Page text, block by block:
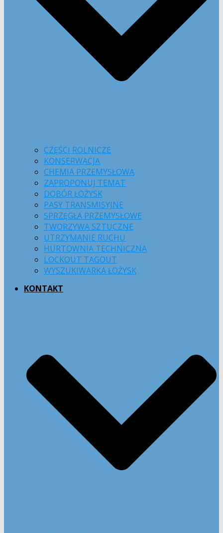
CZĘŚCI ROLNICZE
KONSERWACJA
CHEMIA PRZEMYSŁOWA
ZAPROPONUJ TEMAT
DOBÓR ŁOŻYSK
PASY TRANSMISYJNE
SPRZĘGŁA PRZEMYSŁOWE
TWORZYWA SZTUCZNE
UTRZYMANIE RUCHU
HURTOWNIA TECHNICZNA
LOCKOUT TAGOUT
WYSZUKIWARKA ŁOŻYSK
KONTAKT